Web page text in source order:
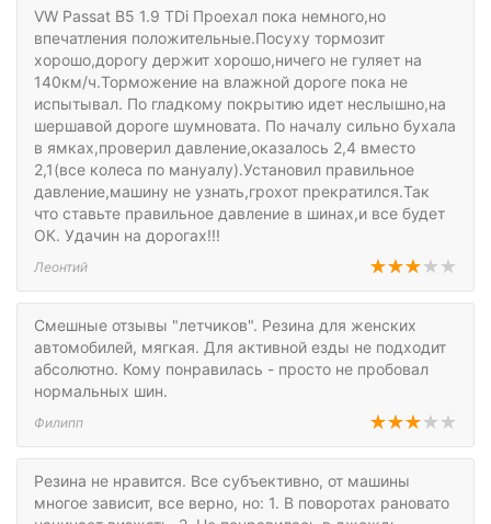
VW Passat B5 1.9 TDi Проехал пока немного,но
впечатления положительные.Посуху тормозит
хорошо,дорогу держит хорошо,ничего не гуляет на
140км/ч.Торможение на влажной дороге пока не
испытывал. По гладкому покрытию идет неслышно,на
шершавой дороге шумновата. По началу сильно бухала
в ямках,проверил давление,оказалось 2,4 вместо
2,1(все колеса по мануалу).Установил правильное
давление,машину не узнать,грохот прекратился.Так
что ставьте правильное давление в шинах,и все будет
ОК. Удачин на дорогах!!!
Леонтий
Смешные отзывы "летчиков". Резина для женских
автомобилей, мягкая. Для активной езды не подходит
абсолютно. Кому понравилась - просто не пробовал
нормальных шин.
Филипп
Резина не нравится. Все субъективно, от машины
многое зависит, все верно, но: 1. В поворотах рановато